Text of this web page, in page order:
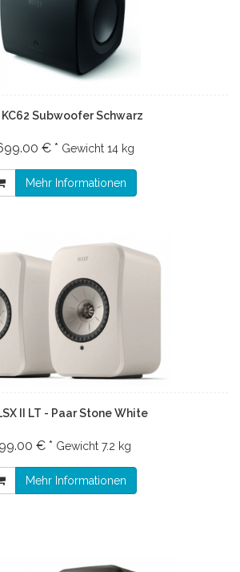
KC62 Subwoofer Schwarz
€ * Gewicht 14 kg
Mehr Informationen
II LT - Paar Stone White
€ * Gewicht 7.2 kg
Mehr Informationen